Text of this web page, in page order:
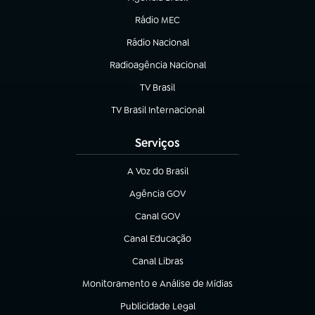
Rádio MEC
(abre em nova aba)
Rádio Nacional
Radioagência Nacional
(abre em nova aba)
TV Brasil
(abre em nova aba)
TV Brasil Internacional
(abre em nova aba)
Serviços
A Voz do Brasil
(abre em nova aba)
Agência GOV
(abre em nova aba)
Canal GOV
(abre em nova aba)
Canal Educação
(abre em nova aba)
Canal Libras
(abre em nova aba)
Monitoramento e Análise de Mídias
(abre em nova aba)
Publicidade Legal
(abre em nova aba)